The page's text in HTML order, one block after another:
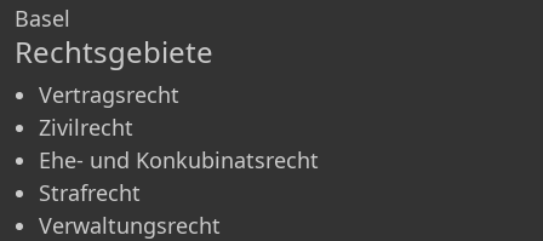
Basel
Rechtsgebiete
Vertragsrecht
Zivilrecht
Ehe- und Konkubinatsrecht
Strafrecht
Verwaltungsrecht